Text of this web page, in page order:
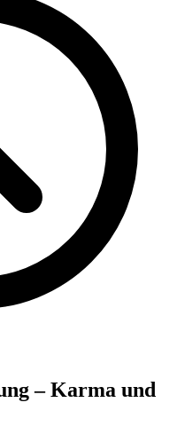
– Karma und